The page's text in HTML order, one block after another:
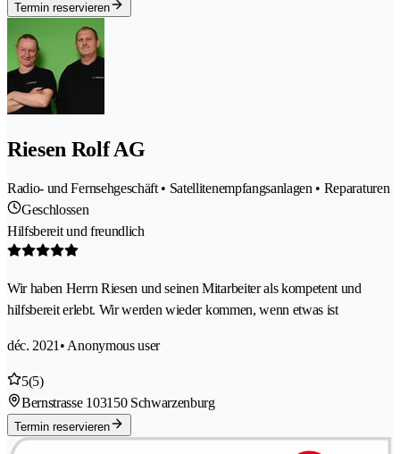
Termin reservieren
Riesen Rolf AG
Radio- und Fernsehgeschäft • Satellitenempfangsanlagen • Reparaturen
Geschlossen
Hilfsbereit und freundlich
Wir haben Herrn Riesen und seinen Mitarbeiter als kompetent und
hilfsbereit erlebt. Wir werden wieder kommen, wenn etwas ist
déc. 2021 • Anonymous user
5(5)
Bernstrasse 103150 Schwarzenburg
Termin reservieren